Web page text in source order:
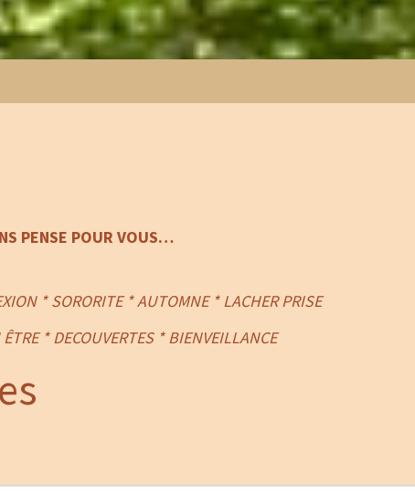
PENSE POUR VOUS…
* SORORITE * AUTOMNE * LACHER PRISE
* DECOUVERTES * BIENVEILLANCE